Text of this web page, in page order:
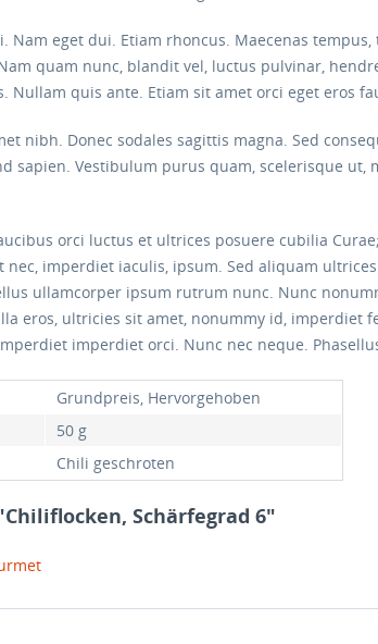
eget dui. Etiam rhoncus. Maecenas
quam nunc, blandit vel, luctus pulvinar,
Nullam quis ante. Etiam sit amet orci eget eros
nibh. Donec sodales sagittis magna. Sed
sapien. Vestibulum purus quam, scelerisque
orci luctus et ultrices posuere cubilia
imperdiet iaculis, ipsum. Sed aliquam
ullamcorper ipsum rutrum nunc. Nunc
eros, ultricies sit amet, nonummy id, imperdiet
imperdiet orci. Nunc nec neque.
Grundpreis, Hervorgehoben
50 g
Chili geschroten
Schärfegrad 6"